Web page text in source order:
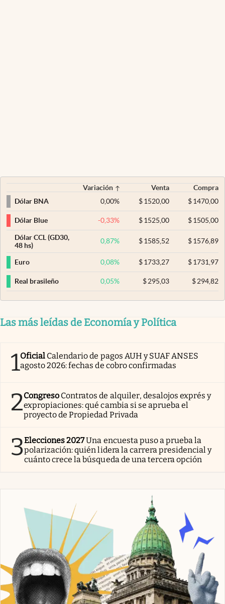
Variación Venta
Compra
Dólar BNA
0,00% $ 1520,00 $1470,00
Dólar Blue -0,33% $ 1525,00 $1505,00
Dólar CCL (GD30,
48 hs)
0,87% $ 1585,52 $1576,89
Euro 0,08% $ 1733,27 $1731,97
Real brasileño 0,05% $ 295,03 $294,82
Las más leídas de Economía y Política
1Oficial Calendario de pagos AUH y SUAF ANSES
agosto 2026: fechas de cobro confirmadas
2Congreso Contratos de alquiler, desalojos exprés y
expropiaciones: qué cambia si se aprueba el
proyecto de Propiedad Privada
3Elecciones 2027Una encuesta puso a prueba la
polarización: quién lidera la carrera presidencial y
cuánto crece la búsqueda de una tercera opción